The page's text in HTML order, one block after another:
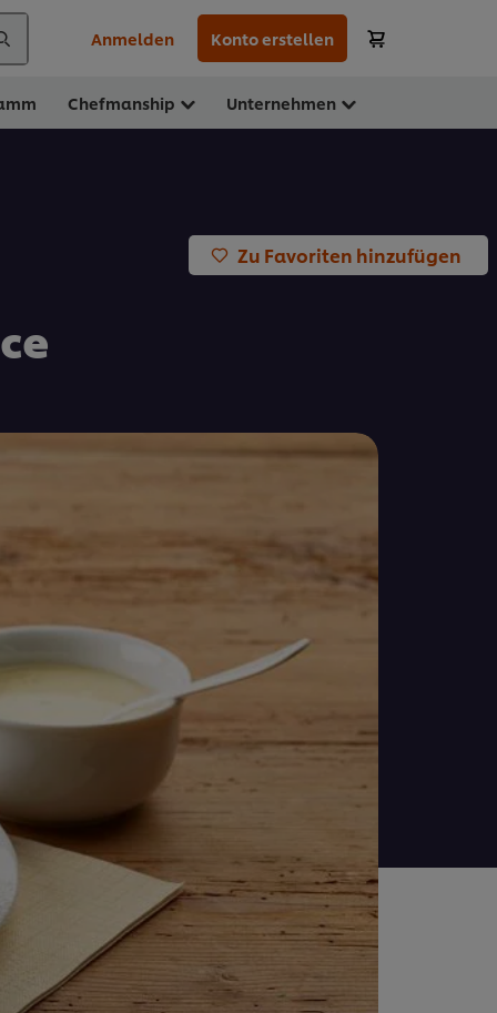
Anmelden Konto erstellen
Chefmanship Unternehmen
Zu Favoriten hinzufügen